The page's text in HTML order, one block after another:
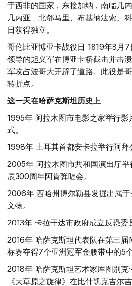
于西非的国家，东接加纳，南临几
几内亚，北邻马里、布基纳法索。
日获得独立。
哥伦比亚博亚卡战役日 1819年8月
领导的起义军在博亚卡桥截击并击
军攻占波哥大开辟了道路。此役是
转折点。
这一天在哈萨克斯坦历史上
1995年 阿拉木图市电影之家举行影
式。
1998年 土耳其首都安卡拉举行阿拜
2005年 阿拉木图市共和国演出厅
辰300周年阿肯弹唱会。
2006年 西哈州博尔勒县发掘出属
文物。
2013年 卡拉干达市政府成立反恐委
2016年 哈萨克斯坦代表队在第三
标赛夺得7个亚洲冠军金腰带中的5
2018年 哈萨克斯坦艺术家库图别克
《大草原之旋律》在比什凯克吉尔